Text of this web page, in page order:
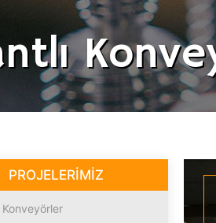
& MİSYONRulolu Konveyörler
Lorem Ipsum Dolor
PROJELERİMİZ
Konveyörler